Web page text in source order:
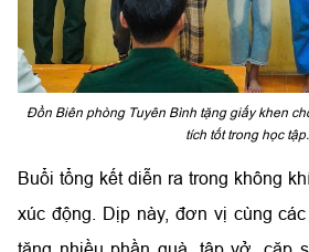
Đồn Biên phòng Tuyên Bình tặng giấy khen
tích tốt trong học tập.
Buổi tổng kết diễn ra trong không
xúc động. Dịp này, đơn vị cùng